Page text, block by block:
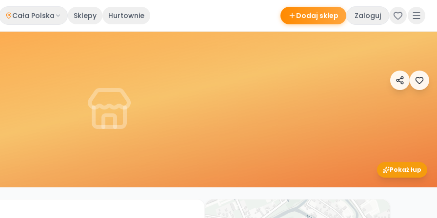
Cała Polska Sklepy Hurtownie Dodaj sklep Zaloguj
Pokaż łup